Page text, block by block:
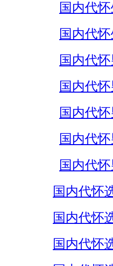
国内代
国内代
国内代
国内代
国内代
国内代
国内代
国内代怀
国内代怀
国内代怀